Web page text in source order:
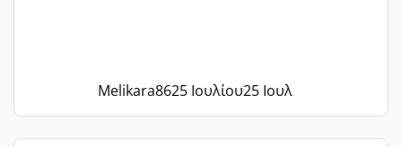
Melikara8625 Ιουλίου25 Ιουλ